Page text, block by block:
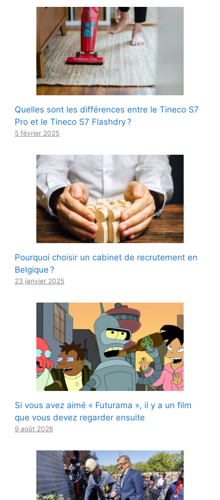
Quelles sont les différences entre le Tineco S7
Pro et le Tineco S7 Flashdry ?
5 février 2025
Pourquoi choisir un cabinet de recrutement en
Belgique ?
23 janvier 2025
Si vous avez aimé « Futurama », il y a un film
que vous devez regarder ensuite
9 août 2026